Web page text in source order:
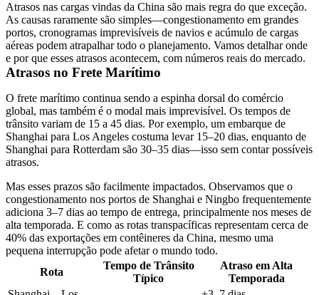
Atrasos nas cargas vindas da China são mais regra do que exceção.
As causas raramente são simples—congestionamento em grandes
portos, cronogramas imprevisíveis de navios e acúmulo de cargas
aéreas podem atrapalhar todo o planejamento. Vamos detalhar onde
e por que esses atrasos acontecem, com números reais do mercado.
Atrasos no Frete Marítimo
O frete marítimo continua sendo a espinha dorsal do comércio
global, mas também é o modal mais imprevisível. Os tempos de
trânsito variam de 15 a 45 dias. Por exemplo, um embarque de
Shanghai para Los Angeles costuma levar 15–20 dias, enquanto de
Shanghai para Rotterdam são 30–35 dias—isso sem contar possíveis
atrasos.
Mas esses prazos são facilmente impactados. Observamos que o
congestionamento nos portos de Shanghai e Ningbo frequentemente
adiciona 3–7 dias ao tempo de entrega, principalmente nos meses de
alta temporada. E como as rotas transpacíficas representam cerca de
40% das exportações em contêineres da China, mesmo uma
pequena interrupção pode afetar o mundo todo.
Rota
Tempo de Trânsito
Típico
Atraso em Alta
Temporada